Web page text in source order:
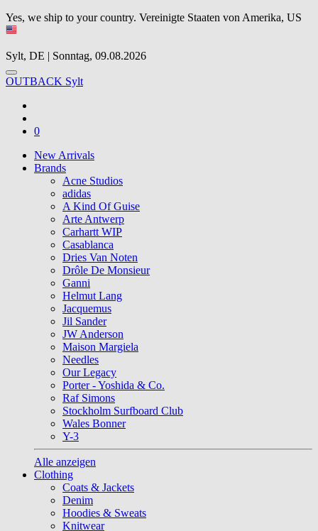
Yes, we ship to your country. Vereinigte Staaten von Amerika, US
Sylt, DE | Sonntag, 09.08.2026
OUTBACK Sylt
0
New Arrivals
Brands
Acne Studios
adidas
A Kind Of Guise
Arte Antwerp
Carhartt WIP
Casablanca
Dries Van Noten
Drôle De Monsieur
Ganni
Helmut Lang
Jacquemus
Jil Sander
JW Anderson
Maison Margiela
Needles
Our Legacy
Porter - Yoshida & Co.
Raf Simons
Stockholm Surfboard Club
Wales Bonner
Y-3
Alle anzeigen
Clothing
Coats & Jackets
Denim
Hoodies & Sweats
Knitwear